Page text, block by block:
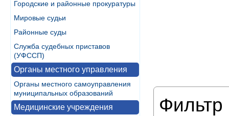
Городские и районные прокуратуры
Мировые судьи
Районные суды
Служба судебных приставов
(УФССП)
Органы местного управления
Органы местного самоуправления
муниципальных образований
Медицинские учреждения Фильтр